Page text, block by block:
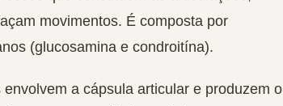
movimentos. É composta por
(glucosamina e condroitína).
a cápsula articular e produzem o